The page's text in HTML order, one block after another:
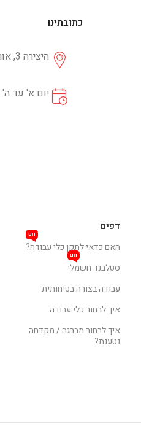
כתובתינו
היצירה 3, אור יהודה
יום א' עד ה' 8:00 עד 16:30
דפים
האם כדאי לתקן כלי עבודה?
חם
סטלבנד חשמלי
חם
עבודה בצורה בטיחותית
איך לבחור כלי עבודה
איך לבחור מברגה / מקדחה
נטענת?